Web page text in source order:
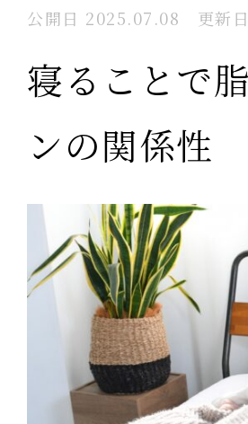
公開日 2025.07.08 更新日
寝ることで
ンの関係性